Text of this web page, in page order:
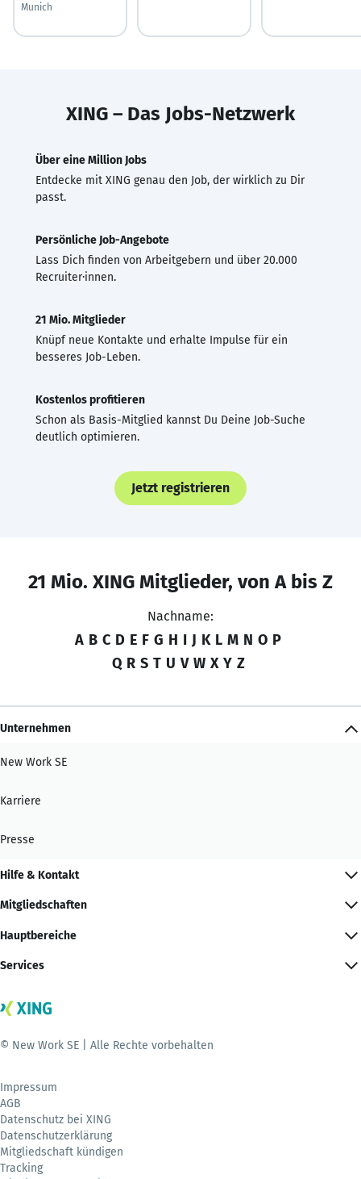
Munich
XING – Das Jobs-Netzwerk
Über eine Million Jobs
Entdecke mit XING genau den Job, der wirklich zu Dir
passt.
Persönliche Job-Angebote
Lass Dich finden von Arbeitgebern und über 20.000
Recruiter·innen.
21 Mio. Mitglieder
Knüpf neue Kontakte und erhalte Impulse für ein
besseres Job-Leben.
Kostenlos profitieren
Schon als Basis-Mitglied kannst Du Deine Job-Suche
deutlich optimieren.
Jetzt registrieren
21 Mio. XING Mitglieder, von A bis Z
Nachname:
A B C D E F G H I J K L M N O P
Q R S T U V W X Y Z
Unternehmen
New Work SE
Karriere
Presse
Hilfe & Kontakt
Mitgliedschaften
Hauptbereiche
Services
© New Work SE | Alle Rechte vorbehalten
Impressum
AGB
Datenschutz bei XING
Datenschutzerklärung
Mitgliedschaft kündigen
Tracking